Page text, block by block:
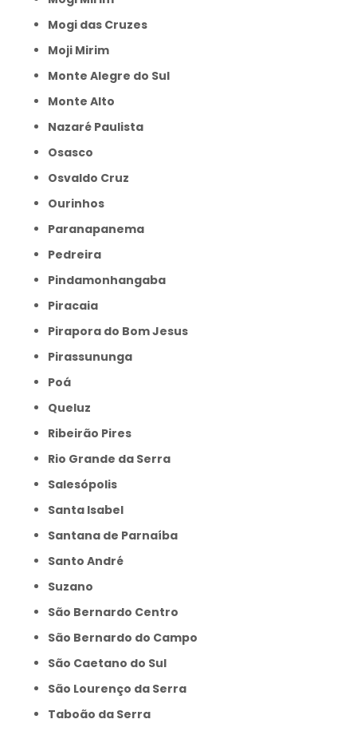
Mogi das Cruzes
Moji Mirim
Monte Alegre do Sul
Monte Alto
Nazaré Paulista
Osasco
Osvaldo Cruz
Ourinhos
Paranapanema
Pedreira
Pindamonhangaba
Piracaia
Pirapora do Bom Jesus
Pirassununga
Poá
Queluz
Ribeirão Pires
Rio Grande da Serra
Salesópolis
Santa Isabel
Santana de Parnaíba
Santo André
Suzano
São Bernardo Centro
São Bernardo do Campo
São Caetano do Sul
São Lourenço da Serra
Taboão da Serra